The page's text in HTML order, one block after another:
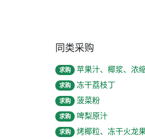
同类采购
求购 苹果汁、椰浆、浓
求购 冻干荔枝丁
求购 菠菜粉
求购 啤梨原汁
求购 烤椰粒、冻干火龙